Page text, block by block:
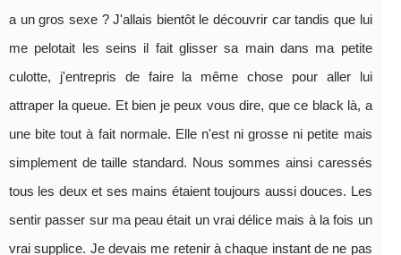
a un gros sexe ? J'allais bientôt le découvrir car tandis que lui
me pelotait les seins il fait glisser sa main dans ma petite
culotte, j'entrepris de faire la même chose pour aller lui
attraper la queue. Et bien je peux vous dire, que ce black là, a
une bite tout à fait normale. Elle n'est ni grosse ni petite mais
simplement de taille standard. Nous sommes ainsi caressés
tous les deux et ses mains étaient toujours aussi douces. Les
sentir passer sur ma peau était un vrai délice mais à la fois un
vrai supplice. Je devais me retenir à chaque instant de ne pas